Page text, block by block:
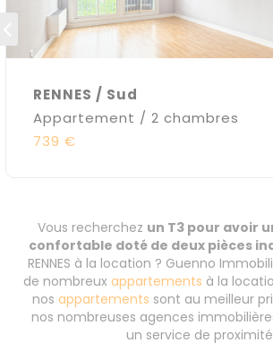
RENNES / Sud
Appartement / 2 chambres
739 €
Vous recherchez un T3 pour avoir
confortable doté de deux pièces
RENNES à la location ? Guenno
de nombreux appartements à la
nos appartements sont au meilleur
nos nombreuses agences
un service de